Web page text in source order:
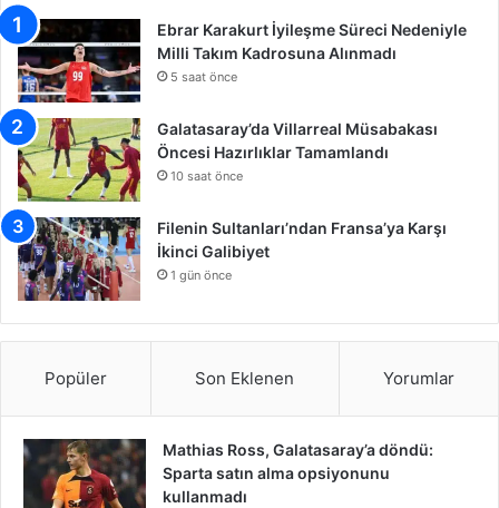
Ebrar Karakurt İyileşme Süreci Nedeniyle
Milli Takım Kadrosuna Alınmadı
5 saat önce
Galatasaray’da Villarreal Müsabakası
Öncesi Hazırlıklar Tamamlandı
10 saat önce
Filenin Sultanları’ndan Fransa’ya Karşı
İkinci Galibiyet
1 gün önce
Popüler Son Eklenen Yorumlar
Mathias Ross, Galatasaray’a döndü:
Sparta satın alma opsiyonunu
kullanmadı